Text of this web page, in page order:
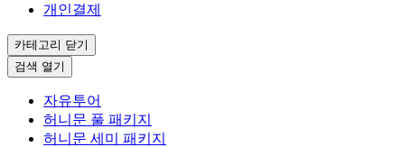
개인결제
카테고리 닫기
검색 열기
자유투어
허니문 풀 패키지
허니문 세미 패키지